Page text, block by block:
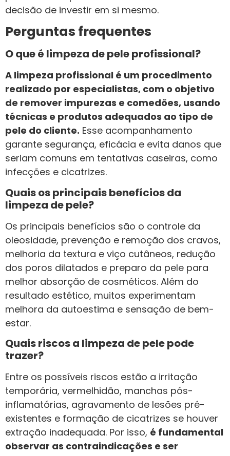
decisão de investir em si mesmo.
Perguntas frequentes
O que é limpeza de pele profissional?
A limpeza profissional é um procedimento
realizado por especialistas, com o objetivo
de remover impurezas e comedões, usando
técnicas e produtos adequados ao tipo de
pele do cliente. Esse acompanhamento
garante segurança, eficácia e evita danos que
seriam comuns em tentativas caseiras, como
infecções e cicatrizes.
Quais os principais benefícios da
limpeza de pele?
Os principais benefícios são o controle da
oleosidade, prevenção e remoção dos cravos,
melhoria da textura e viço cutâneos, redução
dos poros dilatados e preparo da pele para
melhor absorção de cosméticos. Além do
resultado estético, muitos experimentam
melhora da autoestima e sensação de bem-
estar.
Quais riscos a limpeza de pele pode
trazer?
Entre os possíveis riscos estão a irritação
temporária, vermelhidão, manchas pós-
inflamatórias, agravamento de lesões pré-
existentes e formação de cicatrizes se houver
extração inadequada. Por isso, é fundamental
observar as contraindicações e ser